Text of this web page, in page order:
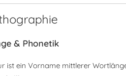
& Phonetik
ist ein Vorname mittlerer